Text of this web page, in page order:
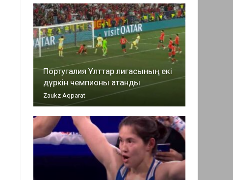
Португалия Ұлттар лигасының екі
дүркін чемпионы атанды
Zaukz Aqparat